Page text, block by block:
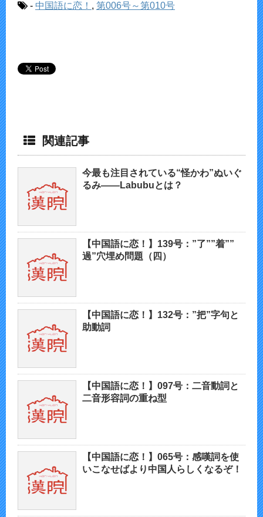
- 中国語に恋！ , 第006号～第010号
関連記事
今最も注目されている“怪かわ”ぬいぐ
るみ——Labubuとは？
【中国語に恋！】139号：”了””着””
過”穴埋め問題（四）
【中国語に恋！】132号：”把”字句と
助動詞
【中国語に恋！】097号：二音動詞と
二音形容詞の重ね型
【中国語に恋！】065号：感嘆詞を使
いこなせばより中国人らしくなるぞ！